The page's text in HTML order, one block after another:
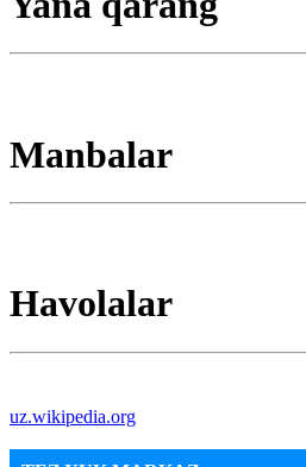
Manbalar
Havolalar
uz.wikipedia.org